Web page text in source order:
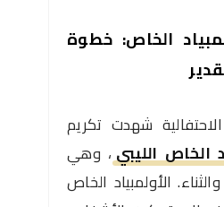
الخاص: خطوة
شهدت تكريم
الخاص الليبي، وهي
الأولمبياد الخاص